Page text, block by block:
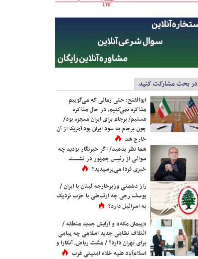
در بحث مشارکت کنید
ابوالفتح: حتی زمانی که می‌گوییم
مذاکره نمی‌کنیم، در حال مذاکره
هستیم/ برجام برای ایران معجزه بود/
چون برجام به سود ایران بود آمریکا از آن
خارج شد
شما نظر بدهید/ اگر خبرنگار بودید چه
سوالی از رئیس جمهور در نشست
خبری فردا می‌پرسیدید؟
راز دشمنی وزیرخارجه لبنان با ایران /
یوسف رجی چه ارتباطی با حزب نزدیک
به اسرائیل دارد؟
«پیمان مکه» و آرایش جدید منطقه /
ائتلاف نظامی جدید اسلامی چه پیامی
برای تهران دارد؟ / مثلث ریاض، آنکارا و
اسلام‌آباد علیه خلاء امنیتی غرب